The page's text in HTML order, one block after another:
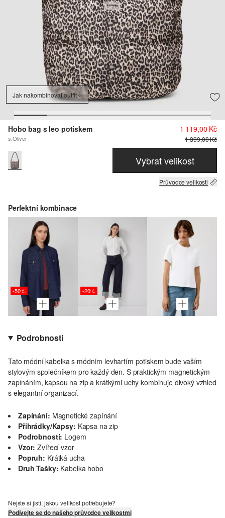
Jak nakombinovat outfit
Hobo bag s leo potiskem
s.Oliver
1 119,00 Kč
1 399,00 Kč
Vybrat velikost
Průvodce velikosti
Perfektní kombinace
-50% -20%
Podrobnosti
Tato módní kabelka s módním levhartím potiskem bude vaším
stylovým společníkem pro každý den. S praktickým magnetickým
zapínáním, kapsou na zip a krátkými uchy kombinuje divoký vzhled
s elegantní organizací.
Zapínání: Magnetické zapínání
Přihrádky/kapsy: Kapsa na zip
Podrobnosti: Logem
Vzor: Zvířecí vzor
Popruh: Krátká ucha
Druh Tašky: Kabelka hobo
Nejste si jisti, jakou velikost potřebujete?
Podívejte se do našeho průvodce velikostmi